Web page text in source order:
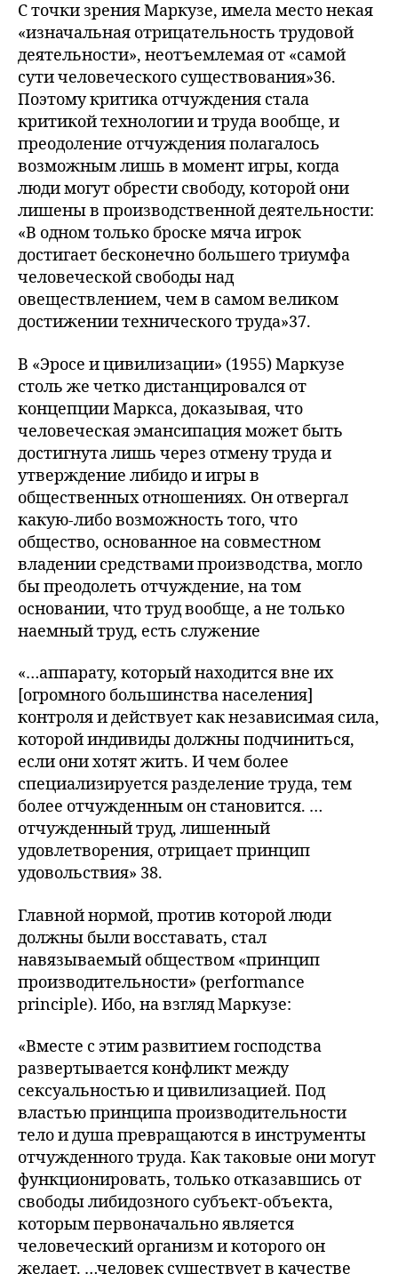
С точки зрения Маркузе, имела место некая
«изначальная отрицательность трудовой
деятельности», неотъемлемая от «самой
сути человеческого существования»36.
Поэтому критика отчуждения стала
критикой технологии и труда вообще, и
преодоление отчуждения полагалось
возможным лишь в момент игры, когда
люди могут обрести свободу, которой они
лишены в производственной деятельности:
«В одном только броске мяча игрок
достигает бесконечно большего триумфа
человеческой свободы над
овеществлением, чем в самом великом
достижении технического труда»37.
В «Эросе и цивилизации» (1955) Маркузе
столь же четко дистанцировался от
концепции Маркса, доказывая, что
человеческая эмансипация может быть
достигнута лишь через отмену труда и
утверждение либидо и игры в
общественных отношениях. Он отвергал
какую-либо возможность того, что
общество, основанное на совместном
владении средствами производства, могло
бы преодолеть отчуждение, на том
основании, что труд вообще, а не только
наемный труд, есть служение
«…аппарату, который находится вне их
[огромного большинства населения]
контроля и действует как независимая сила,
которой индивиды должны подчиниться,
если они хотят жить. И чем более
специализируется разделение труда, тем
более отчужденным он становится. …
отчужденный труд, лишенный
удовлетворения, отрицает принцип
удовольствия» 38.
Главной нормой, против которой люди
должны были восставать, стал
навязываемый обществом «принцип
производительности» (performance
principle). Ибо, на взгляд Маркузе:
«Вместе с этим развитием господства
развертывается конфликт между
сексуальностью и цивилизацией. Под
властью принципа производительности
тело и душа превращаются в инструменты
отчужденного труда. Как таковые они могут
функционировать, только отказавшись от
свободы либидозного субъект-объекта,
которым первоначально является
человеческий организм и которого он
желает. …человек существует в качестве